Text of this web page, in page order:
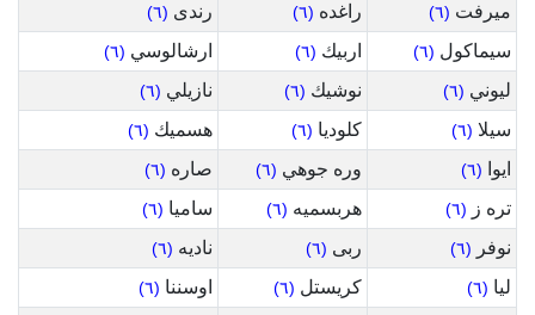
ميرفت (٦) راغده (٦) رندى (٦)
سيماكول (٦) اربيك (٦) ارشالوسي (٦)
ليوني (٦) نوشيك (٦) نازيلي (٦)
سيلا (٦) كلوديا (٦) هسميك (٦)
ايوا (٦) وره جوهي (٦) صاره (٦)
تره ز (٦) هربسميه (٦) ساميا (٦)
نوفر (٦) ربى (٦) ناديه (٦)
ليا (٦) كريستل (٦) اوسننا (٦)